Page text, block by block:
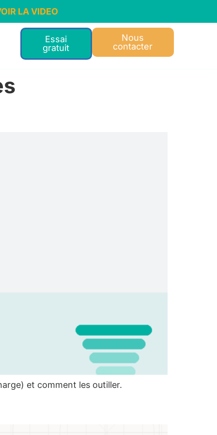
LA VIDEO
Nous
contacter
Essai
gratuit
et comment les outiller.